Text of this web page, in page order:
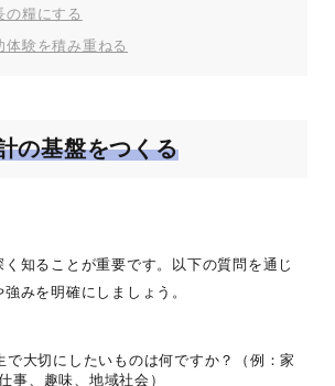
糧にする
験を積み重ねる
の基盤をつくる
く知ることが重要です。以下の質問を通じ
みを明確にしましょう。
で大切にしたいものは何ですか？（例：家
事、趣味、地域社会）